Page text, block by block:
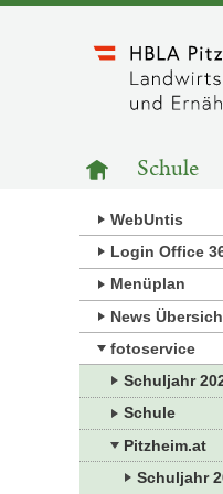
Zur
Startseite
Schule
WebUntis
Login Office
Menüplan
News
fotoservice
Schuljahr
Schule
Pitzheim.at
Schuljahr